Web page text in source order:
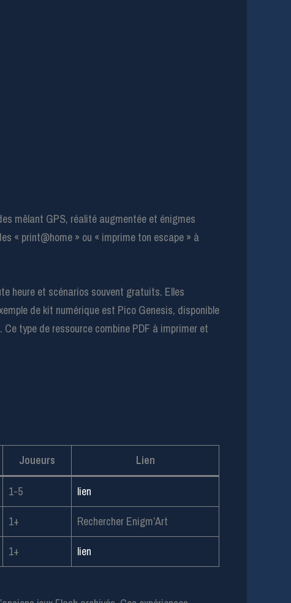
mêlant GPS, réalité augmentée et énigmes
« print@home » ou « imprime ton escape » à
heure et scénarios souvent gratuits. Elles
de kit numérique est Pico Genesis, disponible
type de ressource combine PDF à imprimer et
Joueurs Lien
1-5
lien
1+
Rechercher Enigm’Art
1+ lien